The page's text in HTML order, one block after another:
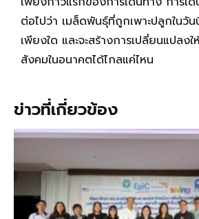
ต่อไปว่า เมล็ดพันธุ์ที่ถูกเพาะปลูกในวั
เพียงใด และจะสร้างการเปลี่ยนแปลง
สังคมในอนาคตได้ไกลแค่ไหน
ข่าวที่เกี่ยวข้อง